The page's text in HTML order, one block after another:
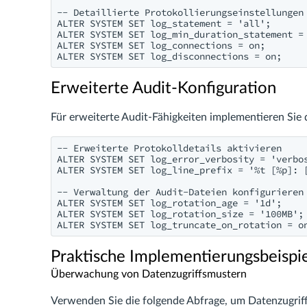
-- Detaillierte Protokollierungseinstellungen
ALTER SYSTEM SET log_statement = 'all';
ALTER SYSTEM SET log_min_duration_statement
ALTER SYSTEM SET log_connections = on;
Erweiterte Audit-Konfiguration
Für erweiterte Audit-Fähigkeiten implementieren Sie
-- Erweiterte Protokolldetails aktivieren
ALTER SYSTEM SET log_error_verbosity =
ALTER SYSTEM SET log_line_prefix = '%t
-- Verwaltung der Audit-Dateien konfigurieren
ALTER SYSTEM SET log_rotation_age = '1d';
ALTER SYSTEM SET log_rotation_size = '100MB';
Praktische
Überwachung von Datenzugriffsmustern
Verwenden Sie die folgende Abfrage, um